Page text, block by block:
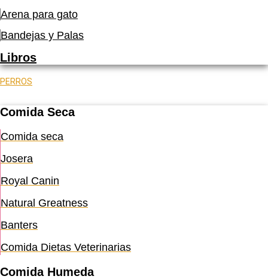
Arena para gato
Bandejas y Palas
Libros
PERROS
Comida Seca
Comida seca
Josera
Royal Canin
Natural Greatness
Banters
Comida Dietas Veterinarias
Comida Humeda